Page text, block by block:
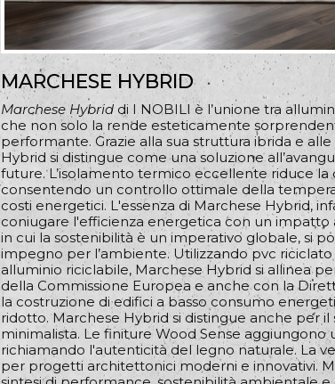
MARCHESE HYBRID
Marchese Hybrid di I NOBILI è l’unione tra
che non solo la rende esteticamente
performante. Grazie alla sua struttura ibrida e
Hybrid si distingue come una soluzione
future. L’isolamento termico eccellente riduce la
consentendo un controllo ottimale della
costi energetici. L'essenza di Marchese Hybrid,
coniugare l'efficienza energetica con un impatto
in cui la sostenibilità è un imperativo globale, si
impegno per l’ambiente. Utilizzando pvc
alluminio riciclabile, Marchese Hybrid si allinea
della Commissione Europea e anche con la
la costruzione di edifici a basso consumo
ridotto. Marchese Hybrid si distingue anche per il
minimalista. Le finiture Wood Sense aggiungono
richiamando l'autenticità del legno naturale. La
per progetti architettonici moderni e innovativi.